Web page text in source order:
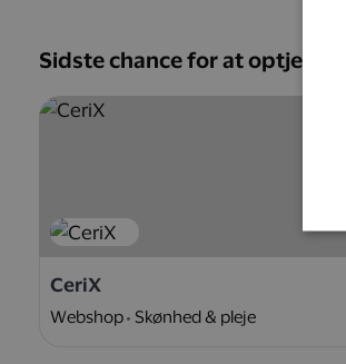
Sidste chance for at optjene
CeriX
Webshop Skønhed & pleje